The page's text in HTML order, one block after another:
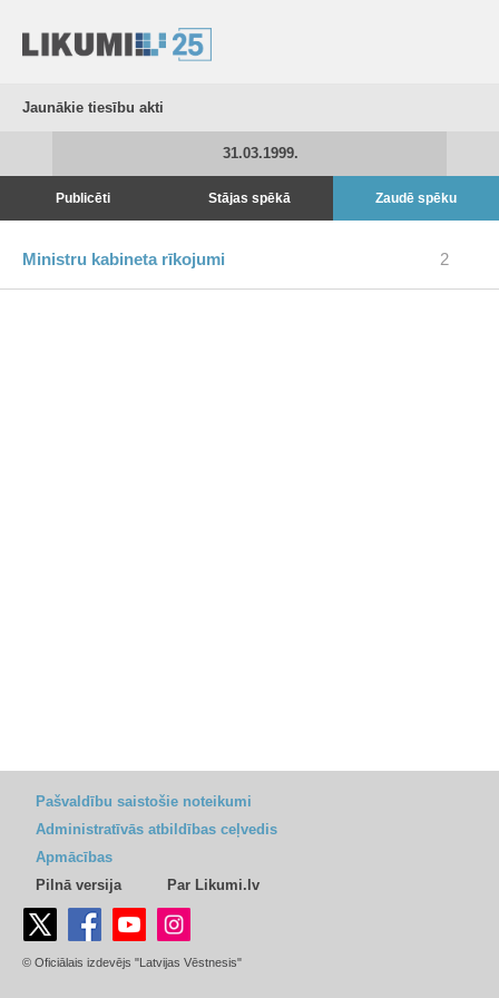
Jaunākie tiesību akti
31.03.1999.
Publicēti Stājas spēkā Zaudē spēku
Ministru kabineta rīkojumi 2
Pašvaldību saistošie noteikumi
Administratīvās atbildības ceļvedis
Apmācības
Pilnā versija
Par Likumi.lv
© Oficiālais izdevējs "Latvijas Vēstnesis"